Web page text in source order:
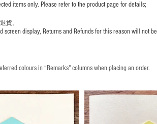
items only. Please refer to the product page for details;
貨。
display, Returns and Refunds for this reason will not be
colours in “Remarks" columns when placing an order.